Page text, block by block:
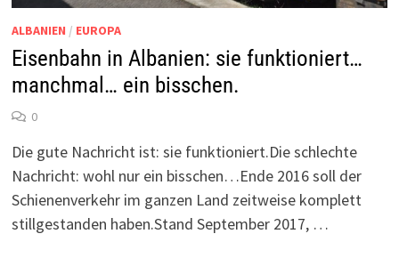
ALBANIEN / EUROPA
Eisenbahn in Albanien: sie funktioniert…
manchmal… ein bisschen.
0
Die gute Nachricht ist: sie funktioniert.Die schlechte
Nachricht: wohl nur ein bisschen…Ende 2016 soll der
Schienenverkehr im ganzen Land zeitweise komplett
stillgestanden haben.Stand September 2017, …